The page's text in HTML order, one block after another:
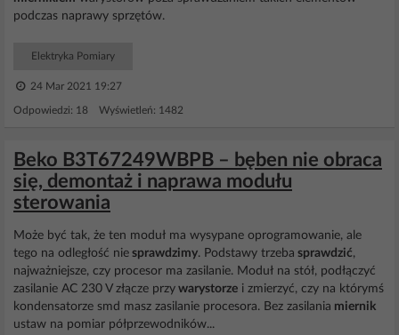
podczas naprawy sprzętów.
Elektryka Pomiary
24 Mar 2021 19:27
Odpowiedzi: 18 Wyświetleń: 1482
Beko B3T67249WBPB – bęben nie obraca
się, demontaż i naprawa modułu
sterowania
Może być tak, że ten moduł ma wysypane oprogramowanie, ale
tego na odległość nie sprawdzimy. Podstawy trzeba sprawdzić,
najważniejsze, czy procesor ma zasilanie. Moduł na stół, podłączyć
zasilanie AC 230 V złącze przy warystorze i zmierzyć, czy na którymś
kondensatorze smd masz zasilanie procesora. Bez zasilania miernik
ustaw na pomiar półprzewodników...